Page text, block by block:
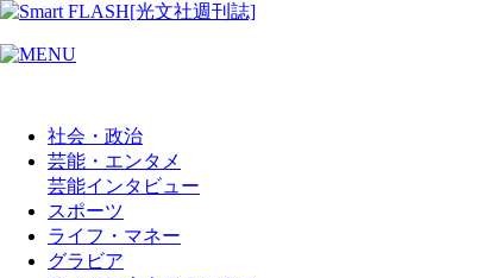
社会・政治
芸能・エンタメ
芸能インタビュー
スポーツ
ライフ・マネー
グラビア